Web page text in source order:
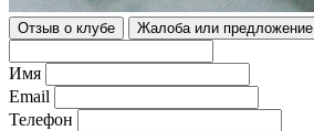
Отзыв о клубе Жалоба или предложение
Имя
Email
Телефон